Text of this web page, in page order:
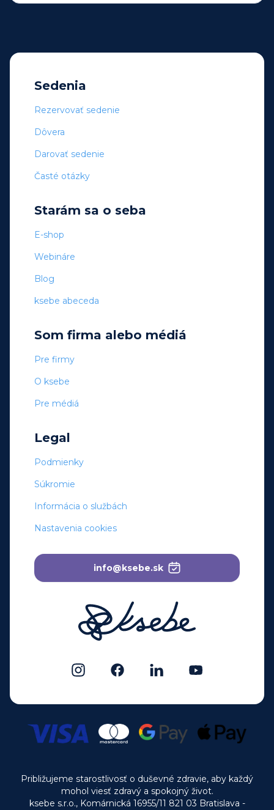
Sedenia
Rezervovať sedenie
Dôvera
Darovať sedenie
Časté otázky
Starám sa o seba
E-shop
Webináre
Blog
ksebe abeceda
Som firma alebo médiá
Pre firmy
O ksebe
Pre médiá
Legal
Podmienky
Súkromie
Informácia o službách
Nastavenia cookies
info@ksebe.sk
Približujeme starostlivosť o duševné zdravie, aby každý
mohol viesť zdravý a spokojný život.
ksebe s.r.o., Komárnická 16955/11 821 03 Bratislava -